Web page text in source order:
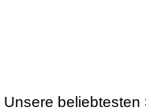
Unsere beliebtesten